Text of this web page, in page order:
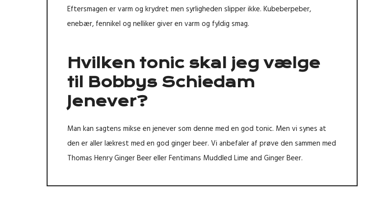
Eftersmagen er varm og krydret men syrligheden slipper ikke. Kubeberpeber,
enebær, fennikel og nelliker giver en varm og fyldig smag.
Hvilken tonic skal jeg vælge
til Bobbys Schiedam
Jenever?
Man kan sagtens mikse en jenever som denne med en god tonic. Men vi synes at
den er aller lækrest med en god ginger beer. Vi anbefaler af prøve den sammen med
Thomas Henry Ginger BeerellerFentimans Muddled Lime and Ginger Beer.